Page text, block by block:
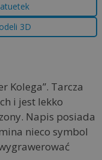
3D
Kolega”. Tarcza
i jest lekko
Napis posiada
nieco symbol